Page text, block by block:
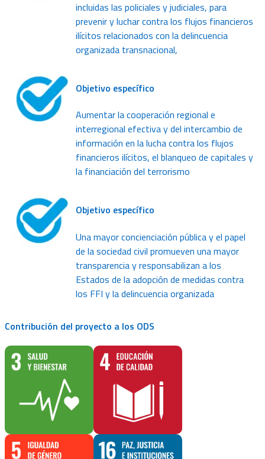
incluidas las policiales y judiciales, para
prevenir y luchar contra los flujos financieros
ilícitos relacionados con la delincuencia
organizada transnacional,
Objetivo específico
Aumentar la cooperación regional e
interregional efectiva y del intercambio de
información en la lucha contra los flujos
financieros ilícitos, el blanqueo de capitales y
la financiación del terrorismo
Objetivo específico
Una mayor concienciación pública y el papel
de la sociedad civil promueven una mayor
transparencia y responsabilizan a los
Estados de la adopción de medidas contra
los FFI y la delincuencia organizada
Contribución del proyecto a los ODS